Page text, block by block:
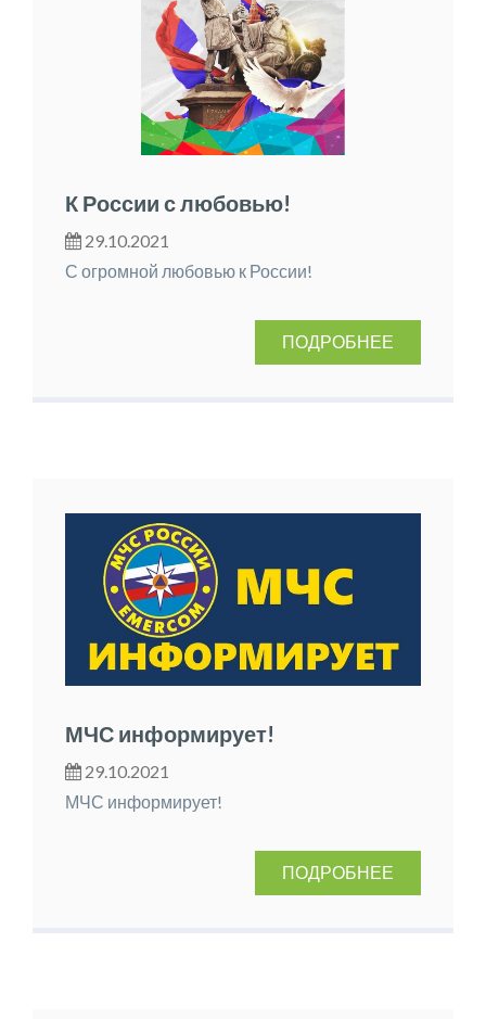
К России с любовью!
29.10.2021
С огромной любовью к России!
ПОДРОБНЕЕ
МЧС информирует!
29.10.2021
МЧС информирует!
ПОДРОБНЕЕ